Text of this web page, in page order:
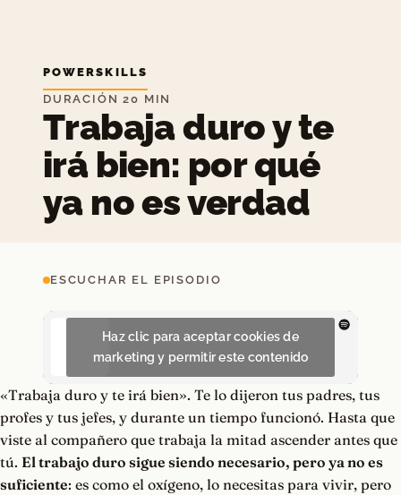
POWERSKILLS
DURACIÓN 20 MIN
Trabaja duro y te
irá bien: por qué
ya no es verdad
ESCUCHAR EL EPISODIO
Haz clic para aceptar cookies de
marketing y permitir este contenido
«Trabaja duro y te irá bien». Te lo dijeron tus padres, tus
profes y tus jefes, y durante un tiempo funcionó. Hasta que
viste al compañero que trabaja la mitad ascender antes que
tú. El trabajo duro sigue siendo necesario, pero ya no es
suficiente: es como el oxígeno, lo necesitas para vivir, pero